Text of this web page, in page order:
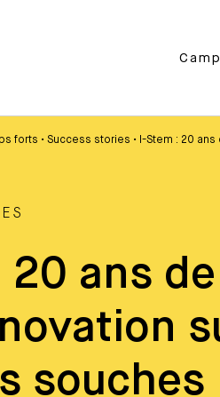
forts • Success stories • I-Stem : 20
20 ans
souches